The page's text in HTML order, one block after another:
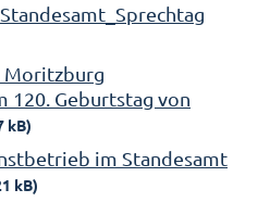
Moritzburg
120. Geburtstag von
kB)
im Standesamt
kB)